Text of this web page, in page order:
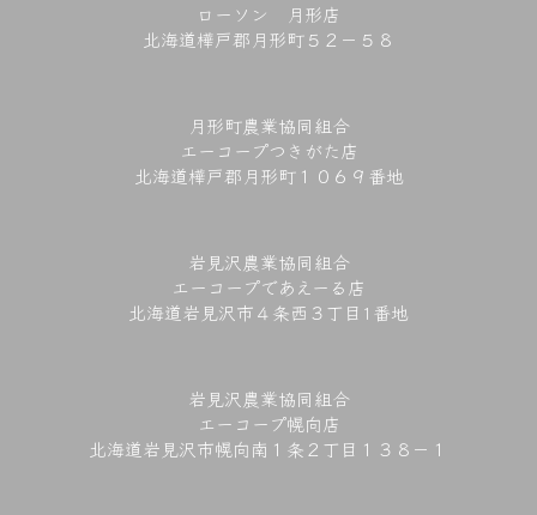
ローソン 月形店
北海道樺戸郡月形町５２－５８
月形町農業協同組合
エーコープつきがた店
北海道樺戸郡月形町１０６９番地
岩見沢農業協同組合
エーコープであえーる店
北海道岩見沢市４条西３丁目1番地
岩見沢農業協同組合
エーコープ幌向店
北海道岩見沢市幌向南１条２丁目１３８－１